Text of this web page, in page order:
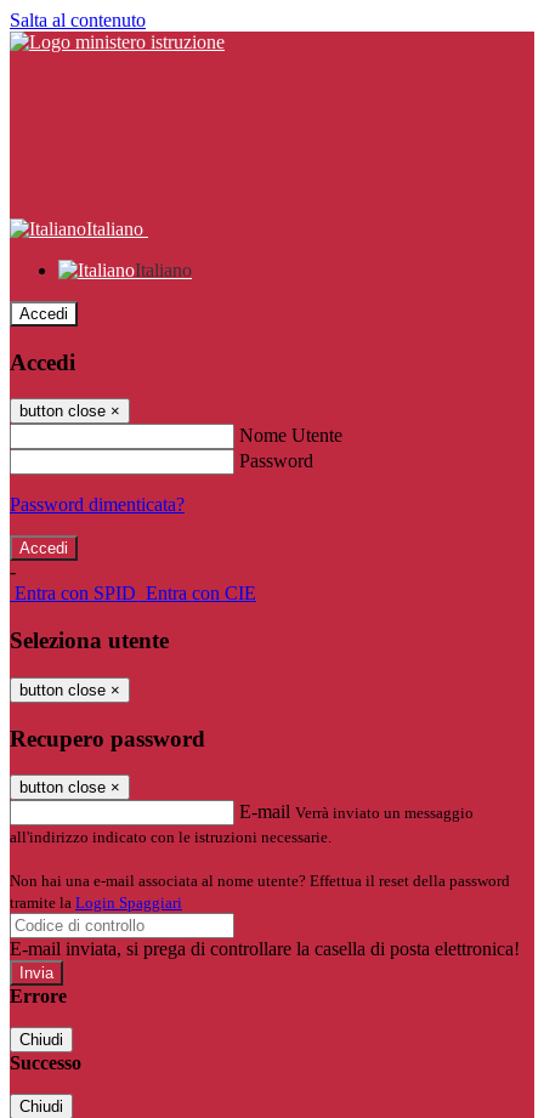
Salta al contenuto
Italiano
Italiano
Accedi
Accedi
button close ×
Nome Utente
Password
Password dimenticata?
-
Entra con SPID Entra con CIE
Seleziona utente
button close ×
Recupero password
button close ×
E-mail Verrà inviato un messaggio
all'indirizzo indicato con le istruzioni necessarie.
Non hai una e-mail associata al nome utente? Effettua il reset della password
tramite la Login Spaggiari
E-mail inviata, si prega di controllare la casella di posta elettronica!
Errore
Chiudi
Successo
Chiudi